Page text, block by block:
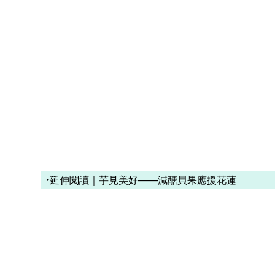
‣延伸閱讀｜芋見美好——減醣貝果應援花蓮